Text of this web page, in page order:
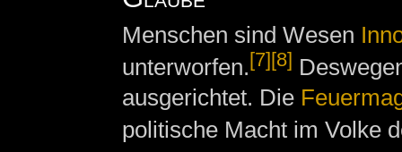
Menschen sind Wesen
unterworfen.[7][8]
ausgerichtet. Die
politische Macht im Volke